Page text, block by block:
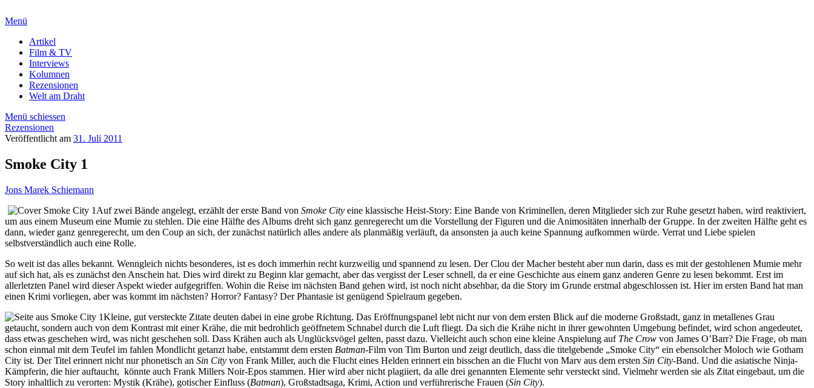
Menü
Artikel
Film & TV
Interviews
Kolumnen
Rezensionen
Welt am Draht
Menü schiessen
Rezensionen
Veröffentlicht am 31. Juli 2011
Smoke City 1
Jons Marek Schiemann
Auf zwei Bände angelegt, erzählt der erste Band von Smoke City eine klassische Heist-Story: Eine Bande von Kriminellen, deren Mitglieder sich zur Ruhe gesetzt haben, wird reaktiviert,
um aus einem Museum eine Mumie zu stehlen. Die eine Hälfte des Albums dreht sich ganz genregerecht um die Vorstellung der Figuren und die Animositäten innerhalb der Gruppe. In der zweiten Hälfte geht es
dann, wieder ganz genregerecht, um den Coup an sich, der zunächst natürlich alles andere als planmäßig verläuft, da ansonsten ja auch keine Spannung aufkommen würde. Verrat und Liebe spielen
selbstverständlich auch eine Rolle.
So weit ist das alles bekannt. Wenngleich nichts besonderes, ist es doch immerhin recht kurzweilig und spannend zu lesen. Der Clou der Macher besteht aber nun darin, dass es mit der gestohlenen Mumie mehr
auf sich hat, als es zunächst den Anschein hat. Dies wird direkt zu Beginn klar gemacht, aber das vergisst der Leser schnell, da er eine Geschichte aus einem ganz anderen Genre zu lesen bekommt. Erst im
allerletzten Panel wird dieser Aspekt wieder aufgegriffen. Wohin die Reise im nächsten Band gehen wird, ist noch nicht absehbar, da die Story im Grunde erstmal abgeschlossen ist. Hier im ersten Band hat man
einen Krimi vorliegen, aber was kommt im nächsten? Horror? Fantasy? Der Phantasie ist genügend Spielraum gegeben.
Kleine, gut versteckte Zitate deuten dabei in eine grobe Richtung. Das Eröffnungspanel lebt nicht nur von dem ersten Blick auf die moderne Großstadt, ganz in metallenes Grau
getaucht, sondern auch von dem Kontrast mit einer Krähe, die mit bedrohlich geöffnetem Schnabel durch die Luft fliegt. Da sich die Krähe nicht in ihrer gewohnten Umgebung befindet, wird schon angedeutet,
dass etwas geschehen wird, was nicht geschehen soll. Dass Krähen auch als Unglücksvögel gelten, passt dazu. Vielleicht auch schon eine kleine Anspielung auf The Crow von James O’Barr? Die Frage, ob man
schon einmal mit dem Teufel im fahlen Mondlicht getanzt habe, entstammt dem ersten Batman-Film von Tim Burton und zeigt deutlich, dass die titelgebende „Smoke City“ ein ebensolcher Moloch wie Gotham
City ist. Der Titel erinnert nicht nur phonetisch an Sin City von Frank Miller, auch die Flucht eines Helden erinnert ein bisschen an die Flucht von Marv aus dem ersten Sin City-Band. Und die asiatische Ninja-
Kämpferin, die hier auftaucht, könnte auch Frank Millers Noir-Epos stammen. Hier wird aber nicht plagiiert, da alle drei genannten Elemente sehr versteckt sind. Vielmehr werden sie als Zitat eingebaut, um die
Story inhaltlich zu verorten: Mystik (Krähe), gotischer Einfluss (Batman), Großstadtsaga, Krimi, Action und verführerische Frauen (Sin City).